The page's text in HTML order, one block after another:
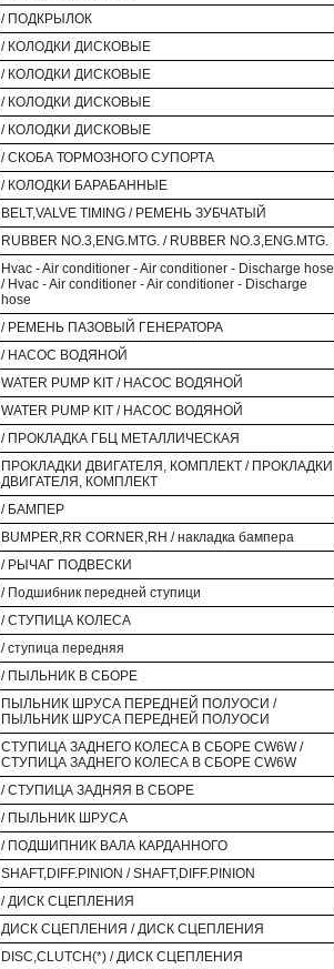
/ ПОДКРЫЛОК
/ КОЛОДКИ ДИСКОВЫЕ
/ КОЛОДКИ ДИСКОВЫЕ
/ КОЛОДКИ ДИСКОВЫЕ
/ КОЛОДКИ ДИСКОВЫЕ
/ СКОБА ТОРМОЗНОГО СУПОРТА
/ КОЛОДКИ БАРАБАННЫЕ
BELT,VALVE TIMING / РЕМЕНЬ ЗУБЧАТЫЙ
RUBBER NO.3,ENG.MTG. / RUBBER NO.3,ENG.MTG.
Hvac - Air conditioner - Air conditioner - Discharge hose
/ Hvac - Air conditioner - Air conditioner - Discharge
hose
/ РЕМЕНЬ ПАЗОВЫЙ ГЕНЕРАТОРА
/ НАСОС ВОДЯНОЙ
WATER PUMP KIT / НАСОС ВОДЯНОЙ
WATER PUMP KIT / НАСОС ВОДЯНОЙ
/ ПРОКЛАДКА ГБЦ МЕТАЛЛИЧЕСКАЯ
ПРОКЛАДКИ ДВИГАТЕЛЯ, КОМПЛЕКТ / ПРОКЛАДКИ
ДВИГАТЕЛЯ, КОМПЛЕКТ
/ БАМПЕР
BUMPER,RR CORNER,RH / накладка бампера
/ РЫЧАГ ПОДВЕСКИ
/ Подшибник передней ступици
/ СТУПИЦА КОЛЕСА
/ ступица передняя
/ ПЫЛЬНИК В СБОРЕ
ПЫЛЬНИК ШРУСА ПЕРЕДНЕЙ ПОЛУОСИ /
ПЫЛЬНИК ШРУСА ПЕРЕДНЕЙ ПОЛУОСИ
СТУПИЦА ЗАДНЕГО КОЛЕСА В СБОРЕ CW6W /
СТУПИЦА ЗАДНЕГО КОЛЕСА В СБОРЕ CW6W
/ СТУПИЦА ЗАДНЯЯ В СБОРЕ
/ ПЫЛЬНИК ШРУСА
/ ПОДШИПНИК ВАЛА КАРДАННОГО
SHAFT,DIFF.PINION / SHAFT,DIFF.PINION
/ ДИСК СЦЕПЛЕНИЯ
ДИСК СЦЕПЛЕНИЯ / ДИСК СЦЕПЛЕНИЯ
DISC,CLUTCH(*) / ДИСК СЦЕПЛЕНИЯ